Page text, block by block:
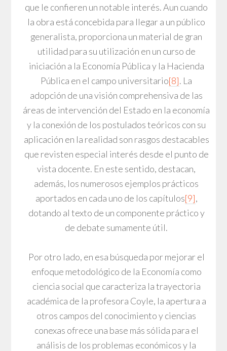
que le confieren un notable interés. Aun cuando
la obra está concebida para llegar a un público
generalista, proporciona un material de gran
utilidad para su utilización en un curso de
iniciación a la Economía Pública y la Hacienda
Pública en el campo universitario[8]. La
adopción de una visión comprehensiva de las
áreas de intervención del Estado en la economía
y la conexión de los postulados teóricos con su
aplicación en la realidad son rasgos destacables
que revisten especial interés desde el punto de
vista docente. En este sentido, destacan,
además, los numerosos ejemplos prácticos
aportados en cada uno de los capítulos[9],
dotando al texto de un componente práctico y
de debate sumamente útil.
Por otro lado, en esa búsqueda por mejorar el
enfoque metodológico de la Economía como
ciencia social que caracteriza la trayectoria
académica de la profesora Coyle, la apertura a
otros campos del conocimiento y ciencias
conexas ofrece una base más sólida para el
análisis de los problemas económicos y la